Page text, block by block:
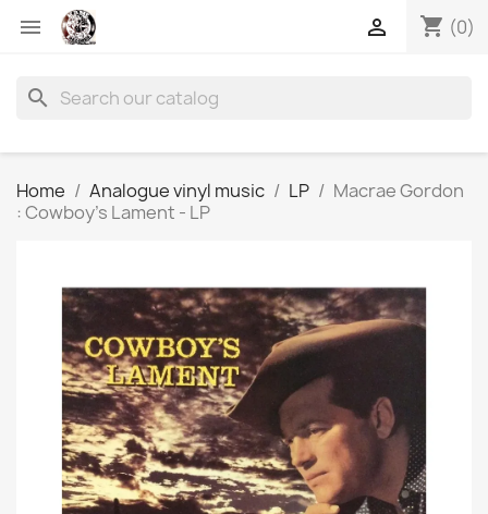
 shopping_cart (0)

search
Home Analogue vinyl music LP
Macrae Gordon
: Cowboy’s Lament - LP